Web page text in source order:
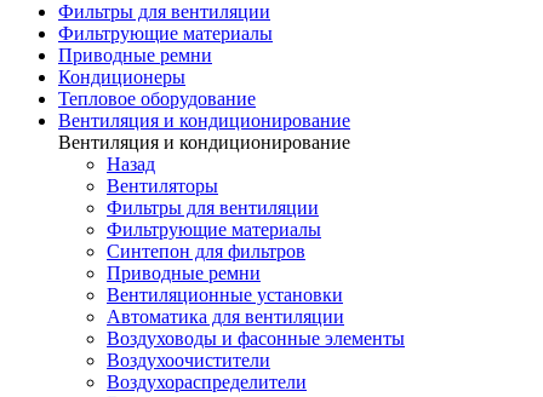
Фильтры для вентиляции
Фильтрующие материалы
Приводные ремни
Кондиционеры
Тепловое оборудование
Вентиляция и кондиционирование
Вентиляция и кондиционирование
Назад
Вентиляторы
Фильтры для вентиляции
Фильтрующие материалы
Синтепон для фильтров
Приводные ремни
Вентиляционные установки
Автоматика для вентиляции
Воздуховоды и фасонные элементы
Воздухоочистители
Воздухораспределители